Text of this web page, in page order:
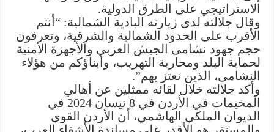
الاستراتيجي على الطرق الدولية.
وقال جلالته لدى زيارته البادية الشمالية: “أنتم
الأقرب على الحدود الشمالية والشرقية، وتعرفون
حجم جهود نشامى الجيش العربي والأجهزة الأمنية
لحماية البلد ومحاربة التهريب، وأبناؤكم من هؤلاء
النشامى، الذين نعتز بهم”.
وأكد جلالته خلال لقائه ممثلين عن أهالي
المخيمات في الأردن في 8 نيسان 2024 في
الديوان الملكي الهاشمي، أن الأردن القوي